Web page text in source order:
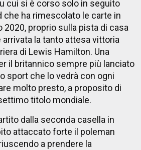
cui si è corso solo in seguito
che ha rimescolato le carte in
2020, proprio sulla pista di casa
arrivata la tanto attesa vittoria
di Lewis Hamilton. Una
il britannico sempre più lanciato
sport che lo vedrà con ogni
molto presto, a proposito di
titolo mondiale.
dalla seconda casella in
attaccato forte il poleman
a prendere la